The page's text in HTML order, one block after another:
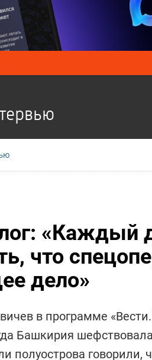
«Каждый
что
дело»
в программе
Башкирия
полуострова говорили,